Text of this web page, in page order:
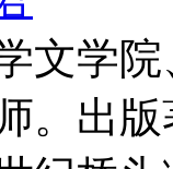
文学
。出